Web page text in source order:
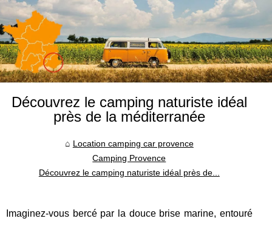
Découvrez le camping naturiste idéal
près de la méditerranée
Location camping car provence
Camping Provence
Découvrez le camping naturiste idéal près de...
Imaginez-vous bercé par la douce brise marine, entouré